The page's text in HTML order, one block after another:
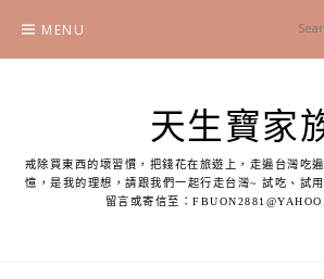
content
MENU
天生寶家
戒除買東西的壞習慣，把錢花在旅遊上，走遍台灣吃
憶，是我的理想，請跟我們一起行走台灣~ 試吃、試
留言或寄信至：